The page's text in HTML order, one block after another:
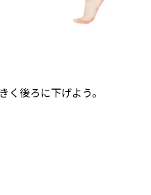
く後ろに下げよう。